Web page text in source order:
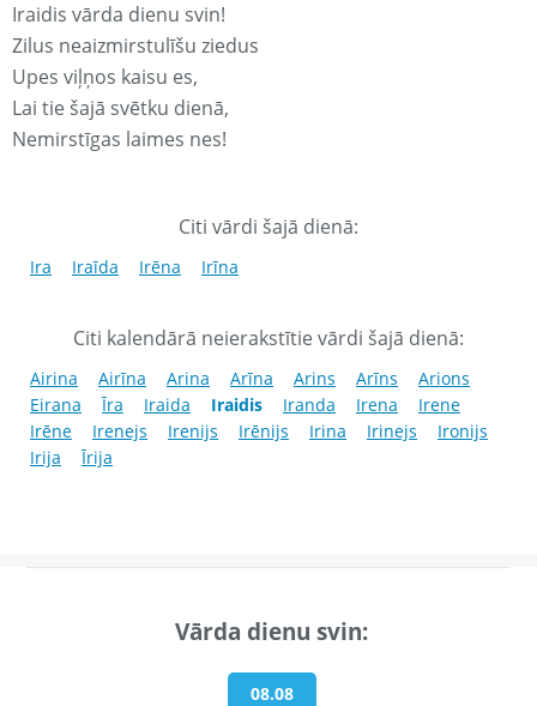
Iraidis vārda dienu svin!
Zilus neaizmirstulīšu ziedus
Upes viļņos kaisu es,
Lai tie šajā svētku dienā,
Nemirstīgas laimes nes!
Citi vārdi šajā dienā:
Ira Iraīda Irēna Irīna
Citi kalendārā neierakstītie vārdi šajā dienā:
Airina Airīna Arina Arīna Arins Arīns
Arions
Eirana
Īra Iraida Iraidis Iranda Irena
Irene
Irēne
Irenejs Irenijs Irēnijs Irina Irinejs
Ironijs
Irija
Īrija
Vārda dienu svin:
08.08